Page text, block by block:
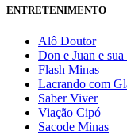
ENTRETENIMENTO
Alô Doutor
Don e Juan e
Flash Minas
Lacrando com
Saber Viver
Viação Cipó
Sacode Minas